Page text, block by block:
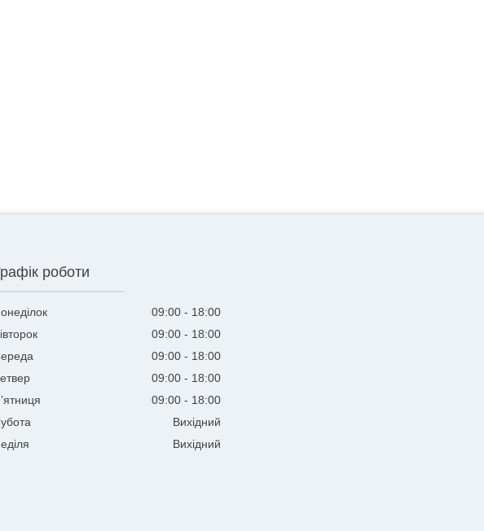
роботи
09:00
18:00
09:00
18:00
09:00
18:00
09:00
18:00
09:00
18:00
Вихідний
Вихідний